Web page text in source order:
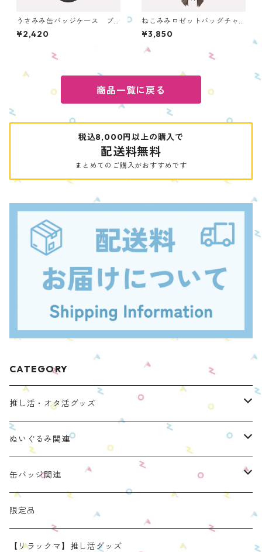
うさみみ缶バッジケース ブ
ラック OUCC-S-BK
¥2,420
ねこみみロゼットバッグチャ
ーム ブラック ONRBC-BK
¥3,850
商品一覧に戻る
税込8,000円以上の購入で
配送料無料
まとめてのご購入がおすすめです
CATEGORY
推し活・オタ活グッズ
ぬいのおくるみ ぬいくるみん
リラックマモデル（全１種）
OZaKKaオリジナルモデル
手と手がつながる つなぐるみん
どうぶつシリーズ(第1弾)
たべものシリーズ(第2弾)
きらきらぬいぐるみポーチ
【限定】星
推し活コースターケース
ぬいぐるみ関連
ぬいのおくるみ ぬいくるみん
身長：約16cm【BIG】
身長：約12㎝
手と手がつながる つなぐるみん
きらきらぬいぐるみポーチ
缶バッジ関連
ねこみみ缶バッジケース
くまみみ缶バッジケース
限定品
【リラックマ】推し活グッズ